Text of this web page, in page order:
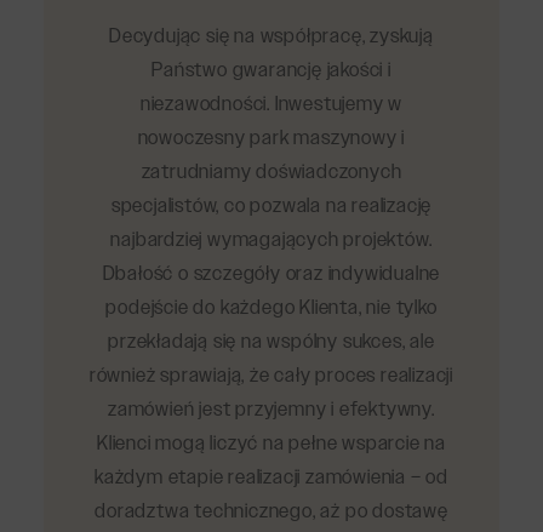
Decydując się na współpracę, zyskują
Państwo gwarancję jakości i
niezawodności. Inwestujemy w
nowoczesny park maszynowy i
zatrudniamy doświadczonych
specjalistów, co pozwala na realizację
najbardziej wymagających projektów.
Dbałość o szczegóły oraz indywidualne
podejście do każdego Klienta, nie tylko
przekładają się na wspólny sukces, ale
również sprawiają, że cały proces realizacji
zamówień jest przyjemny i efektywny.
Klienci mogą liczyć na pełne wsparcie na
każdym etapie realizacji zamówienia – od
doradztwa technicznego, aż po dostawę